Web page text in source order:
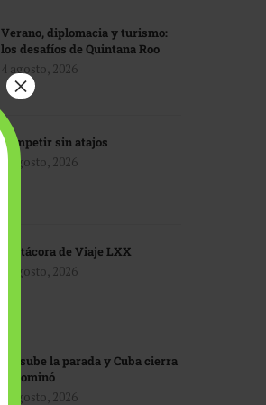
Verano, diplomacia y turismo:
los desafíos de Quintana Roo
4 agosto, 2026
Competir sin atajos
4 agosto, 2026
Bitácora de Viaje LXX
3 agosto, 2026
EU sube la parada y Cuba cierra
el dominó
3 agosto, 2026
×